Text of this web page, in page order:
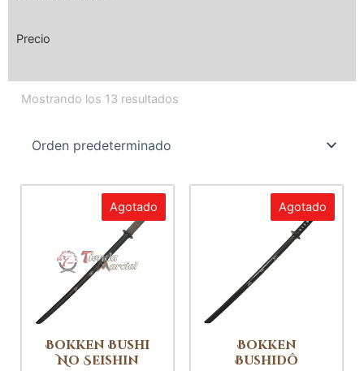
Precio
Mostrando los 13 resultados
Agotado
Bokken Bushi
No Seishin
Agotado
Bokken
Bushidô